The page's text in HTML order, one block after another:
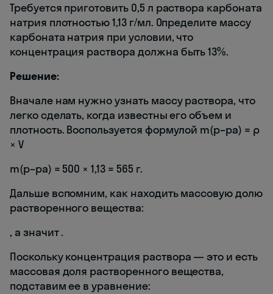
Требуется приготовить 0,5 л раствора карбоната
натрия плотностью 1,13 г/мл. Определите массу
карбоната натрия при условии, что
концентрация раствора должна быть 13%.
Решение:
Вначале нам нужно узнать массу раствора, что
легко сделать, когда известны его объем и
плотность. Воспользуется формулой m(р–ра) = ρ
× V
m(р–ра) = 500 × 1,13 = 565 г.
Дальше вспомним, как находить массовую долю
растворенного вещества:
, а значит.
Поскольку концентрация раствора — это и есть
массовая доля растворенного вещества,
подставим ее в уравнение: